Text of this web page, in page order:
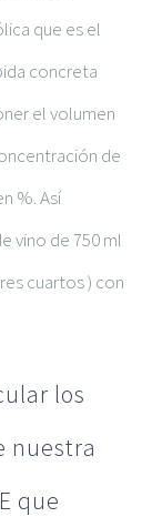
que es el
concreta
el volumen
de
%. Así
vino de 750 ml
cuartos ) con
los
nuestra
que